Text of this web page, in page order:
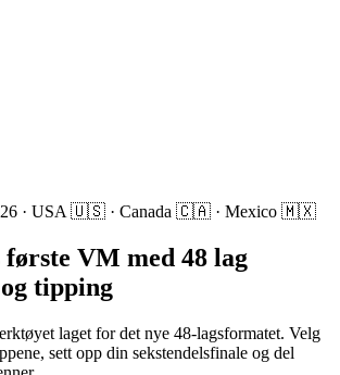
· USA 🇺🇸 · Canada 🇨🇦 · Mexico 🇲🇽
VM med 48 lag
tipping
laget for det nye 48-lagsformatet. Velg
sett opp din sekstendelsfinale og del